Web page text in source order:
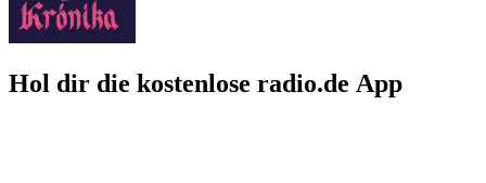
Hol dir die kostenlose radio.de App